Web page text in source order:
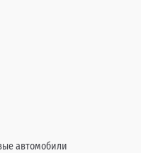
автомобили